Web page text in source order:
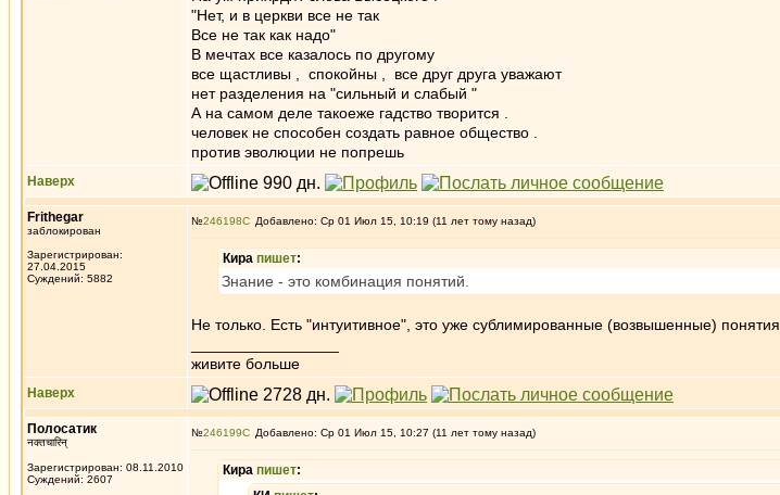
"Нет, и в церкви все не так
Все не так как надо"
В мечтах все казалось по другому
все щастливы , спокойны , все друг друга уважают
нет разделения на "сильный и слабый "
А на самом деле такоеже гадство творится .
человек не способен создать равное общество .
против эволюции не попрешь
Наверх
Frithegar
заблокирован
Зарегистрирован:
27.04.2015
Суждений: 5882
№246198 Добавлено: Ср 01 Июл 15, 10:19 (11 лет тому назад)
Кира пишет:
Знание - это комбинация понятий.
Не только. Есть "интуитивное", это уже сублимированные (возвышенные) понятия.
живите больше
Наверх
Полосатик
नक्तचारिन्
Зарегистрирован: 08.11.2010
Суждений: 2607
№246199 Добавлено: Ср 01 Июл 15, 10:27 (11 лет тому назад)
Кира пишет: